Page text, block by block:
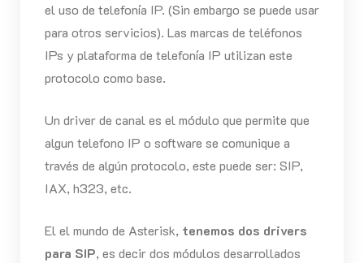
el uso de telefonía IP. (Sin embargo se puede usar
para otros servicios). Las marcas de teléfonos
IPs y plataforma de telefonía IP utilizan este
protocolo como base.
Un driver de canal es el módulo que permite que
algun telefono IP o software se comunique a
través de algún protocolo, este puede ser: SIP,
IAX, h323, etc.
El el mundo de Asterisk, tenemos dos drivers
para SIP, es decir dos módulos desarrollados